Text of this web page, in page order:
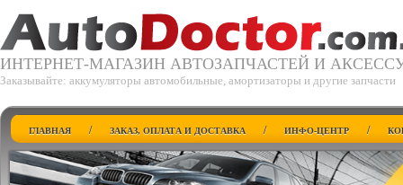
ИНТЕРНЕТ-МАГАЗИН АВТОЗАПЧАСТЕЙ И
Заказывайте: аккумуляторы автомобильные, амортизаторы и другие запчасти
ГЛАВНАЯ / ЗАКАЗ, ОПЛАТА И ДОСТАВКА / ИНФО-ЦЕНТР /